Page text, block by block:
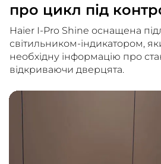
про цикл під
Haier I-Pro Shine оснащена
світильником-індикатором,
необхідну інформацію про
відкриваючи дверцята.